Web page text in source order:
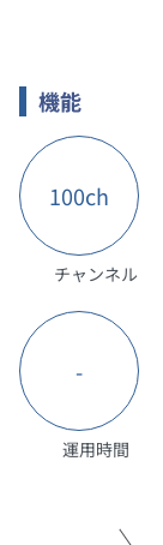
機能
100ch
チャンネル
-
運用時間